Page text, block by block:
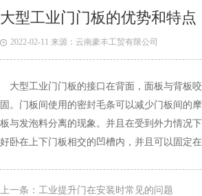
大型工业门门板的优势和特点
2022-02-11 来源：云南豪丰工贸有限公司
大型工业门门板的接口在背面，面板与背板
固。门板间使用的密封毛条可以减少门板间的
板与发泡料分离的现象。并且在受到外力情况
好卧在上下门板相交的凹槽内，并且可以固定
上一条： 工业提升门在安装时常见的问题